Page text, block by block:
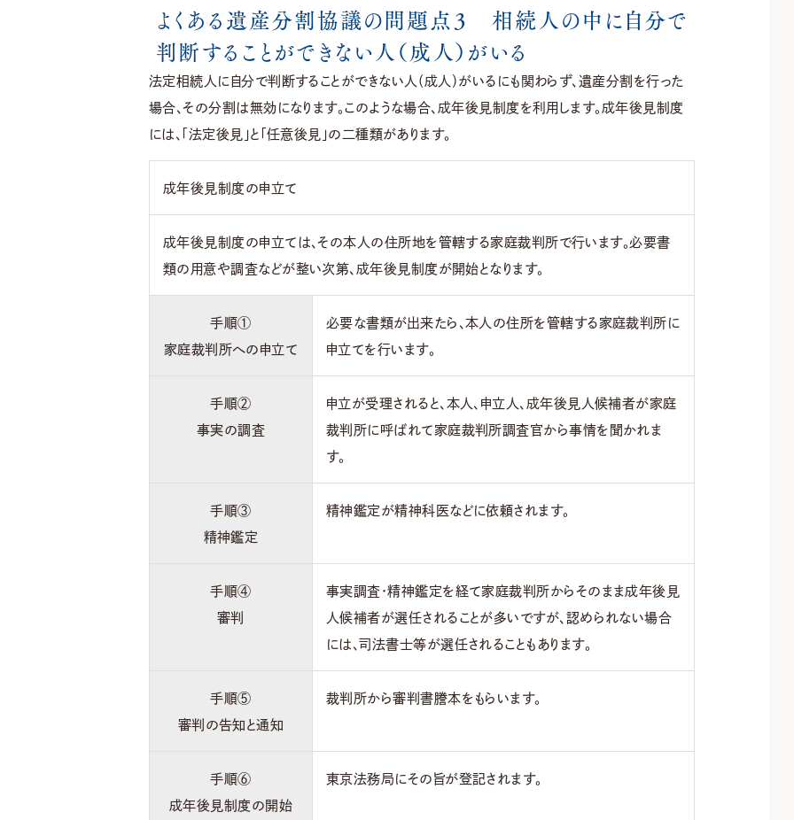
よくある遺産分割協議の問題点３ 相続人の中に自分で
判断することができない人（成人）がいる
法定相続人に自分で判断することができない人（成人）がいるにも関わらず、遺産分割を行った
場合、その分割は無効になります。このような場合、成年後見制度を利用します。成年後見制度
には、「法定後見」と「任意後見」の二種類があります。
成年後見制度の申立て
成年後見制度の申立ては、その本人の住所地を管轄する家庭裁判所で行います。必要書
類の用意や調査などが整い次第、成年後見制度が開始となります。
手順①
家庭裁判所への申立て
必要な書類が出来たら、本人の住所を管轄する家庭裁判所に
申立てを行います。
手順②
事実の調査
申立が受理されると、本人、申立人、成年後見人候補者が家庭
裁判所に呼ばれて家庭裁判所調査官から事情を聞かれま
す。
手順③
精神鑑定
精神鑑定が精神科医などに依頼されます。
手順④
審判
事実調査・精神鑑定を経て家庭裁判所からそのまま成年後見
人候補者が選任されることが多いですが、認められない場合
には、司法書士等が選任されることもあります。
手順⑤
審判の告知と通知
裁判所から審判書謄本をもらいます。
手順⑥
成年後見制度の開始
東京法務局にその旨が登記されます。